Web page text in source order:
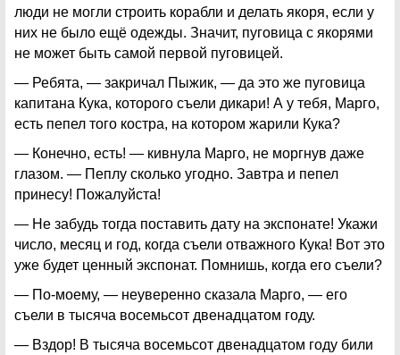
люди не могли строить корабли и делать якоря, если у
них не было ещё одежды. Значит, пуговица с якорями
не может быть самой первой пуговицей.
— Ребята, — закричал Пыжик, — да это же пуговица
капитана Кука, которого съели дикари! А у тебя, Марго,
есть пепел того костра, на котором жарили Кука?
— Конечно, есть! — кивнула Марго, не моргнув даже
глазом. — Пеплу сколько угодно. Завтра и пепел
принесу! Пожалуйста!
— Не забудь тогда поставить дату на экспонате! Укажи
число, месяц и год, когда съели отважного Кука! Вот это
уже будет ценный экспонат. Помнишь, когда его съели?
— По-моему, — неуверенно сказала Марго, — его
съели в тысяча восемьсот двенадцатом году.
— Вздор! В тысяча восемьсот двенадцатом году били